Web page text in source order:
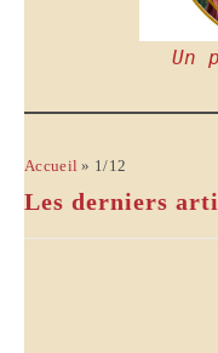
Un
Accueil » 1/12
Les derniers